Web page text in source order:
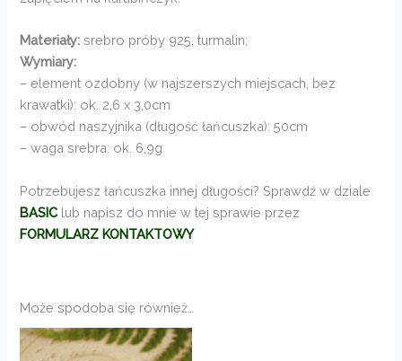
Materiały: srebro próby 925, turmalin;
Wymiary:
– element ozdobny (w najszerszych miejscach, bez
krawatki): ok. 2,6 x 3,0cm
– obwód naszyjnika (długość łańcuszka): 50cm
– waga srebra: ok. 6,9g
Potrzebujesz łańcuszka innej długości? Sprawdź w dziale
BASIClub napisz do mnie w tej sprawie przez
FORMULARZ KONTAKTOWY
Może spodoba się również…